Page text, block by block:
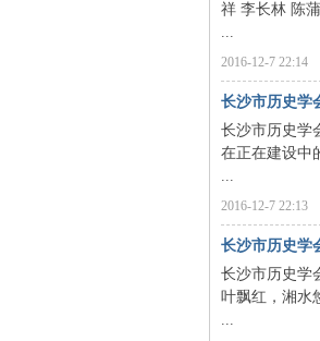
祥 李长林 陈
...
2016-12-7 22:14
长沙市历史学
长沙市历史学
在正在建设中
...
2016-12-7 22:13
长沙市历史学
长沙市历史学
叶飘红，湘水
...